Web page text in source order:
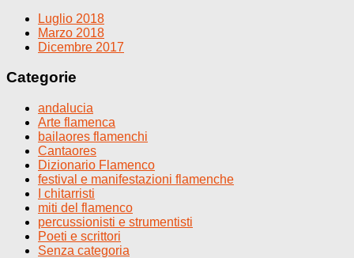
Luglio 2018
Marzo 2018
Dicembre 2017
Categorie
andalucia
Arte flamenca
bailaores flamenchi
Cantaores
Dizionario Flamenco
festival e manifestazioni flamenche
I chitarristi
miti del flamenco
percussionisti e strumentisti
Poeti e scrittori
Senza categoria